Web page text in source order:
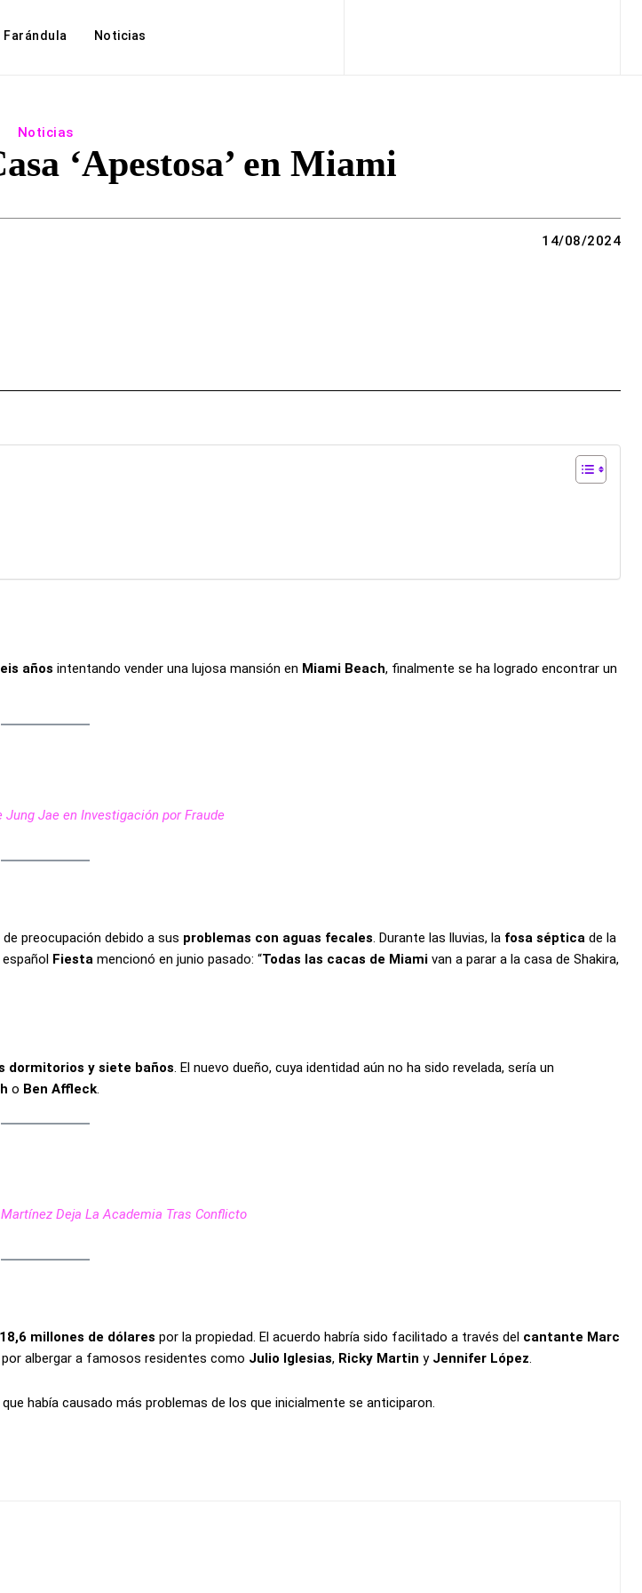
Farándula Noticias
Noticias
‘Apestosa’ en Miami
14/08/2024
años intentando vender una lujosa mansión en Miami Beach, finalmente se ha logrado encontrar un
Jung Jae en Investigación por Fraude
preocupación debido a sus problemas con aguas fecales. Durante las lluvias, la fosa séptica de la
Fiesta mencionó en junio pasado: “Todas las cacas de Miami van a parar a la casa de Shakira,
dormitorios y siete baños. El nuevo dueño, cuya identidad aún no ha sido revelada, sería un
o Ben Affleck.
Deja La Academia Tras Conflicto
18,6 millones de dólares por la propiedad. El acuerdo habría sido facilitado a través del cantante Marc
albergar a famosos residentes como Julio Iglesias, Ricky Martin y Jennifer López
había causado más problemas de los que inicialmente se anticiparon.